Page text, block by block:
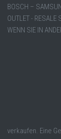
BOSCH –
OUTLET -
WENN SIE IN
verkaufen. Eine